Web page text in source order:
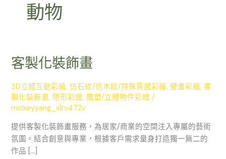
動物
客製化裝飾畫
3D立體互動彩繪,仿石紋/仿木紋/特殊質感彩繪,壁畫彩繪,客
製化裝飾畫, 隱形彩繪,雕塑/立體物件彩繪 /
mickeyyang_x1rv472v
提供客製化裝飾畫服務，為居家/商業的空間注入專屬的藝術
氛圍。結合創意與專業，根據客戶需求量身打造獨一無二的
作品 […]
客
製
化
裝
飾
畫